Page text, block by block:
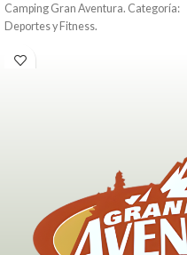
Camping Gran Aventura. Categoría:
Deportes y Fitness.